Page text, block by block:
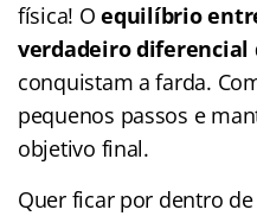
física! O equilíbrio
verdadeiro diferencial
conquistam a farda.
pequenos passos e
objetivo final.
Quer ficar por dentro